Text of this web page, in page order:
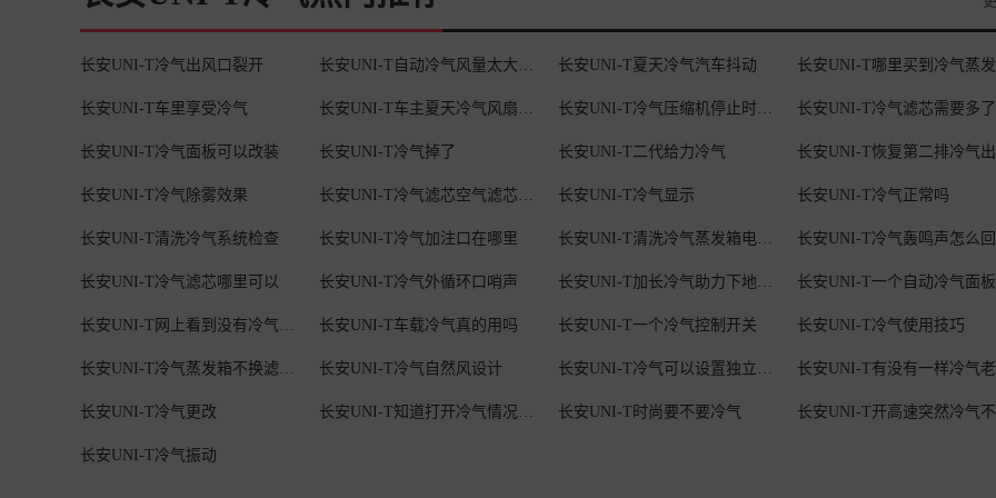
长安UNI-T冷气出风口裂开 长安UNI-T自动冷气风量太大可以 长安UNI-T夏天冷气汽车抖动
长安UNI-T车里享受冷气 长安UNI-T车主夏天冷气风扇只有 长安UNI-T冷气压缩机停止时候打齿 长安UNI-T冷气滤芯需要多了
长安UNI-T冷气面板可以改装 长安UNI-T冷气掉了 长安UNI-T二代给力冷气
长安UNI-T冷气除雾效果 长安UNI-T冷气滤芯空气滤芯不在影响 长安UNI-T冷气显示 长安UNI-T冷气正常吗
长安UNI-T清洗冷气系统检查 长安UNI-T冷气加注口在哪里 长安UNI-T清洗冷气蒸发箱电阻需要 长安UNI-T冷气轰鸣声怎么
长安UNI-T冷气滤芯哪里可以 长安UNI-T冷气外循环口哨声 长安UNI-T加长冷气助力下地多少 长安UNI-T一个自动冷气面板
长安UNI-T网上看到没有冷气滤芯 长安UNI-T车载冷气真的用吗 长安UNI-T一个冷气控制开关 长安UNI-T冷气使用技巧
长安UNI-T冷气蒸发箱不换滤芯清洗 长安UNI-T冷气自然风设计 长安UNI-T冷气可以设置独立调节
长安UNI-T冷气更改 长安UNI-T知道打开冷气情况怎么 长安UNI-T时尚要不要冷气 长安UNI-T开高速突然冷气
长安UNI-T冷气振动